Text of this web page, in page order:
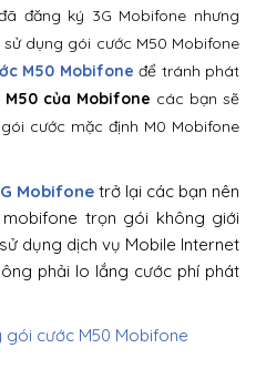
đăng ký 3G Mobifone nhưng
dụng gói cước M50 Mobifone
M50 Mobifone để tránh phát
của Mobifone các bạn sẽ
cước mặc định M0 Mobifone
Mobifonetrở lại các bạn nên
trọn gói không giới
dụng dịch vụ Mobile Internet
phải lo lắng cước phí phát